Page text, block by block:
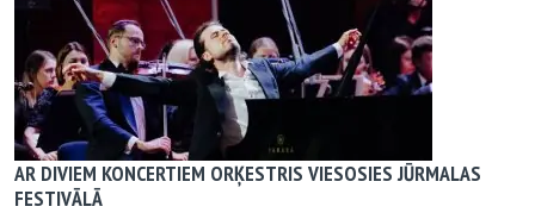
AR DIVIEM KONCERTIEM ORĶESTRIS VIESOSIES JŪRMALAS
FESTIVĀLĀ